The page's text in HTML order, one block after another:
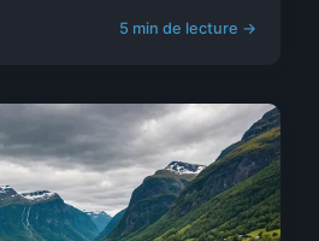
5 min de lecture →